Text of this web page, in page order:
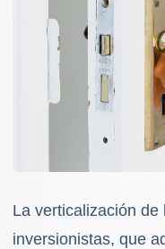
La verticalización
inversionistas, que